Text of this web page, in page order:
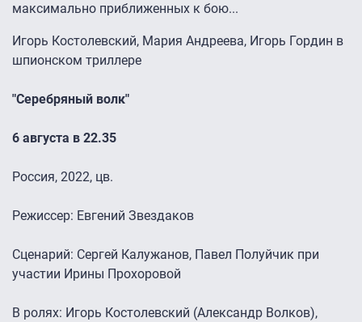
максимально приближенных к бою...
Игорь Костолевский, Мария Андреева, Игорь Гордин в
шпионском триллере
"Серебряный волк"
6 августа в 22.35
Россия, 2022, цв.
Режиссер: Евгений Звездаков
Сценарий: Сергей Калужанов, Павел Полуйчик при
участии Ирины Прохоровой
В ролях: Игорь Костолевский (Александр Волков),